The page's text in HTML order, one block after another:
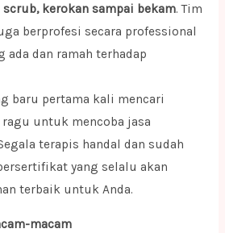
kerokan sampai bekam. Tim
berprofesi secara professional
ada dan ramah terhadap
baru pertama kali mencari
untuk mencoba jasa
terapis handal dan sudah
yang selalu akan
terbaik untuk Anda.
macam